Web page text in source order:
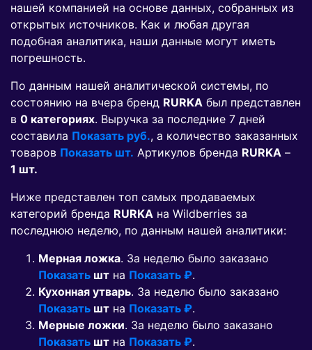
нашей компанией на основе данных, собранных из
открытых источников. Как и любая другая
подобная аналитика, наши данные могут иметь
погрешность.
По данным нашей аналитической системы, по
состоянию на вчера бренд RURKA был представлен
в 0 категориях. Выручка за последние 7 дней
составила Показать руб., а количество заказанных
товаров Показать шт. Артикулов бренда RURKA –
1 шт.
Ниже представлен топ самых продаваемых
категорий бренда RURKA на Wildberries за
последнюю неделю, по данным нашей аналитики:
Мерная ложка. За неделю было заказано
Показать шт на Показать ₽.
Кухонная утварь. За неделю было заказано
Показать шт на Показать ₽.
Мерные ложки. За неделю было заказано
Показать шт на Показать ₽.